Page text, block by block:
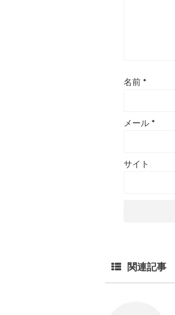
名前 *
メール *
サイト
関連記事